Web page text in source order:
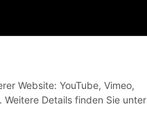
Website: YouTube, Vimeo,
Details finden Sie unter